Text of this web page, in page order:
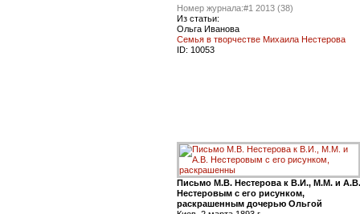
Номер журнала:#1 2013 (38)
Из статьи:
Ольга Иванова
Семья в творчестве Михаила Нестерова
ID: 10053
Письмо М.В. Нестерова к В.И., М.М. и А.В.
Нестеровым с его рисунком,
раскрашенным дочерью Ольгой